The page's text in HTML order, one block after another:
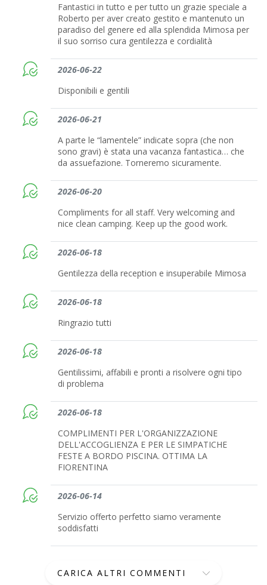
Fantastici in tutto e per tutto un grazie speciale a
Roberto per aver creato gestito e mantenuto un
paradiso del genere ed alla splendida Mimosa per
il suo sorriso cura gentilezza e cordialità
2026-06-22
Disponibili e gentili
2026-06-21
A parte le “lamentele” indicate sopra (che non
sono gravi) è stata una vacanza fantastica… che
da assuefazione. Torneremo sicuramente.
2026-06-20
Compliments for all staff. Very welcoming and
nice clean camping. Keep up the good work.
2026-06-18
Gentilezza della reception e insuperabile Mimosa
2026-06-18
Ringrazio tutti
2026-06-18
Gentilissimi, affabili e pronti a risolvere ogni tipo
di problema
2026-06-18
COMPLIMENTI PER L'ORGANIZZAZIONE
DELL'ACCOGLIENZA E PER LE SIMPATICHE
FESTE A BORDO PISCINA. OTTIMA LA
FIORENTINA
2026-06-14
Servizio offerto perfetto siamo veramente
soddisfatti
CARICA ALTRI COMMENTI